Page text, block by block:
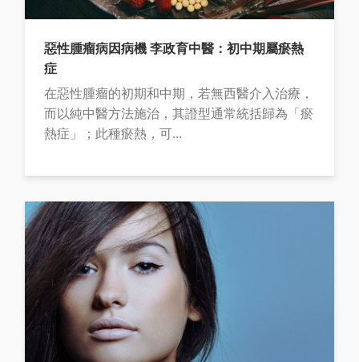
惡性腫瘤病因病機 李政育中醫：初中期屬瘀熱
症
在惡性腫瘤的初期和中期，若無西醫介入治療，
而以純中醫方法施治，其證型通常統括歸為「瘀
熱症」；此種瘀熱，可...